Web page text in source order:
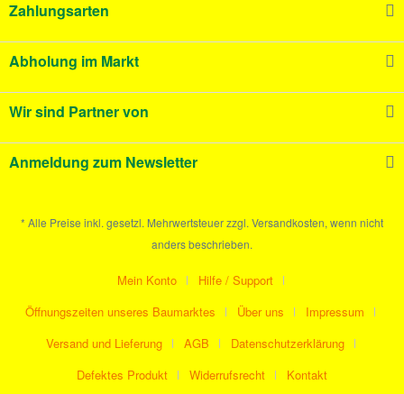
Zahlungsarten
Abholung im Markt
Wir sind Partner von
Anmeldung zum Newsletter
* Alle Preise inkl. gesetzl. Mehrwertsteuer zzgl. Versandkosten, wenn nicht
anders beschrieben.
Mein Konto
Hilfe / Support
Öffnungszeiten unseres Baumarktes
Über uns
Impressum
Versand und Lieferung
AGB
Datenschutzerklärung
Defektes Produkt
Widerrufsrecht
Kontakt